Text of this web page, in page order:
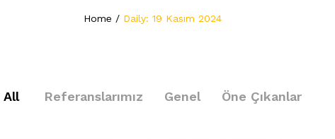
Home / Daily: 19 Kasım 2024
All Referanslarımız Genel Öne Çıkanlar